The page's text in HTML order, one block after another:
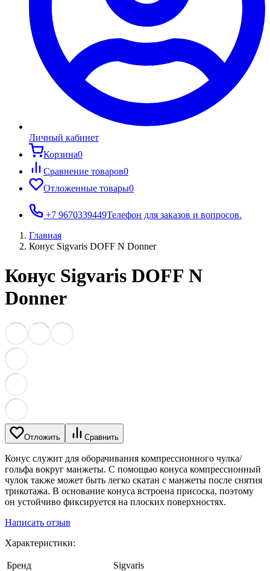
Личный кабинет
Корзина0
Сравнение товаров0
Отложенные товары0
+7 9670339449Телефон для заказов и вопросов.
Главная
Конус Sigvaris DOFF N Donner
Конус Sigvaris DOFF N
Donner
Отложить Сравнить
Конус служит для оборачивания компрессионного чулка/
гольфа вокруг манжеты. С помощью конуса компрессионный
чулок также может быть легко скатан с манжеты после снятия
трикотажа. В основание конуса встроена присоска, поэтому
он устойчиво фиксируется на плоских поверхностях.
Написать отзыв
Характеристики:
Бренд Sigvaris